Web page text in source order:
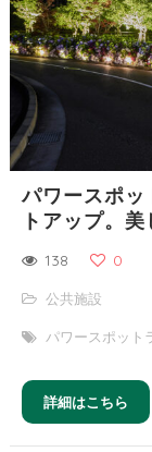
パワースポッ
トアップ。
138 0
公共施設
パワースポット
詳細はこちら